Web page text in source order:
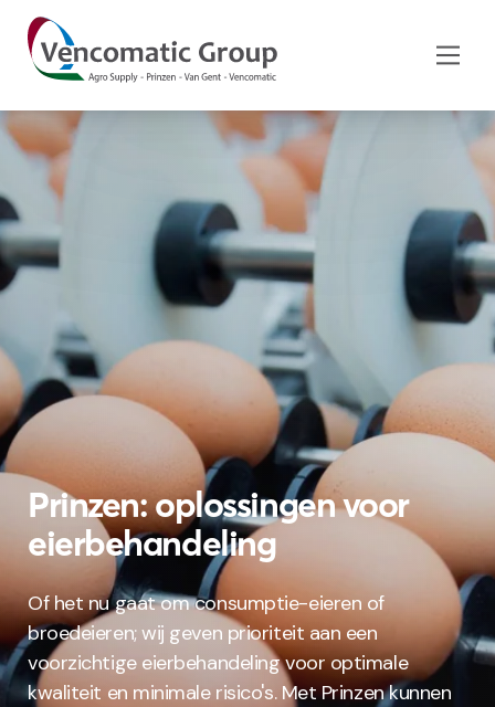
Prinzen: oplossingen voor
eierbehandeling
Of het nu gaat om consumptie-eieren of
broedeieren; wij geven prioriteit aan een
voorzichtige eierbehandeling voor optimale
kwaliteit en minimale risico's. Met Prinzen kunnen